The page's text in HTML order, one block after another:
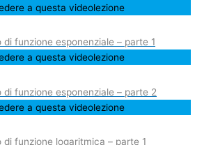
a questa videolezione
di funzione esponenziale – parte 1
a questa videolezione
di funzione esponenziale – parte 2
a questa videolezione
di funzione logaritmica – parte 1